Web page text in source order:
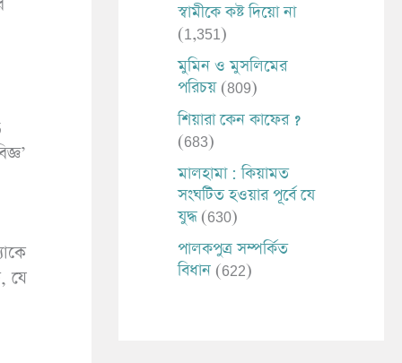
স্বামীকে কষ্ট দিয়ো না
(1,351)
মুমিন ও মুসলিমের
পরিচয় (809)
শিয়ারা কেন কাফের ?
(683)
মালহামা : কিয়ামত
সংঘটিত হওয়ার পূর্বে যে
যুদ্ধ (630)
পালকপুত্র সম্পর্কিত
বিধান (622)